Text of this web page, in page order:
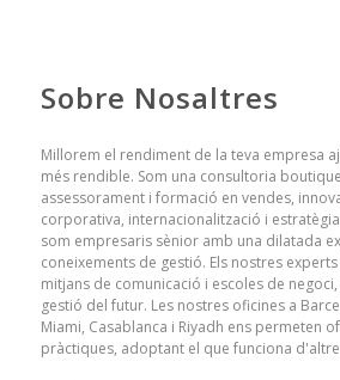
Sobre Nosaltres
Millorem el rendiment de la teva empresa
més rendible. Som una consultoria
assessorament i formació en vendes,
corporativa, internacionalització i
som empresaris sènior amb una dilatada
coneixements de gestió. Els nostres
mitjans de comunicació i escoles de
gestió del futur. Les nostres oficines a
Miami, Casablanca i Riyadh ens permeten
pràctiques, adoptant el que funciona